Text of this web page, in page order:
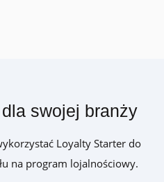
swojej branży
Loyalty Starter do
na program lojalnościowy.